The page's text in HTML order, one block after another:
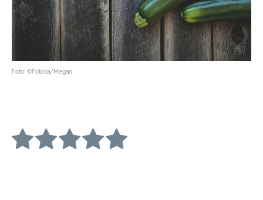
Foto: ©Fotolia/Megan